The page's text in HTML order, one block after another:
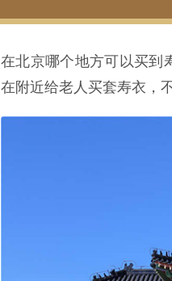
在北京哪个地方可以买到
在附近给老人买套寿衣，